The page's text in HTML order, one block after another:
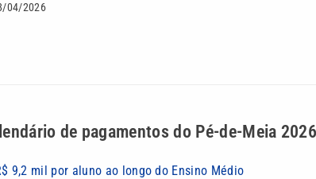
04/2026
de pagamentos do Pé-de-Meia
9,2 mil por aluno ao longo do Ensino Médio